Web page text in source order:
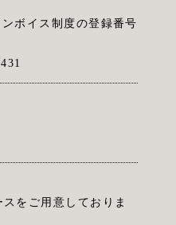
ボイス制度の登録番号
スをご用意しておりま